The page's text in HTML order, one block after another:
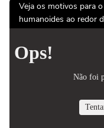
Veja os motivos para
humanoides ao redor